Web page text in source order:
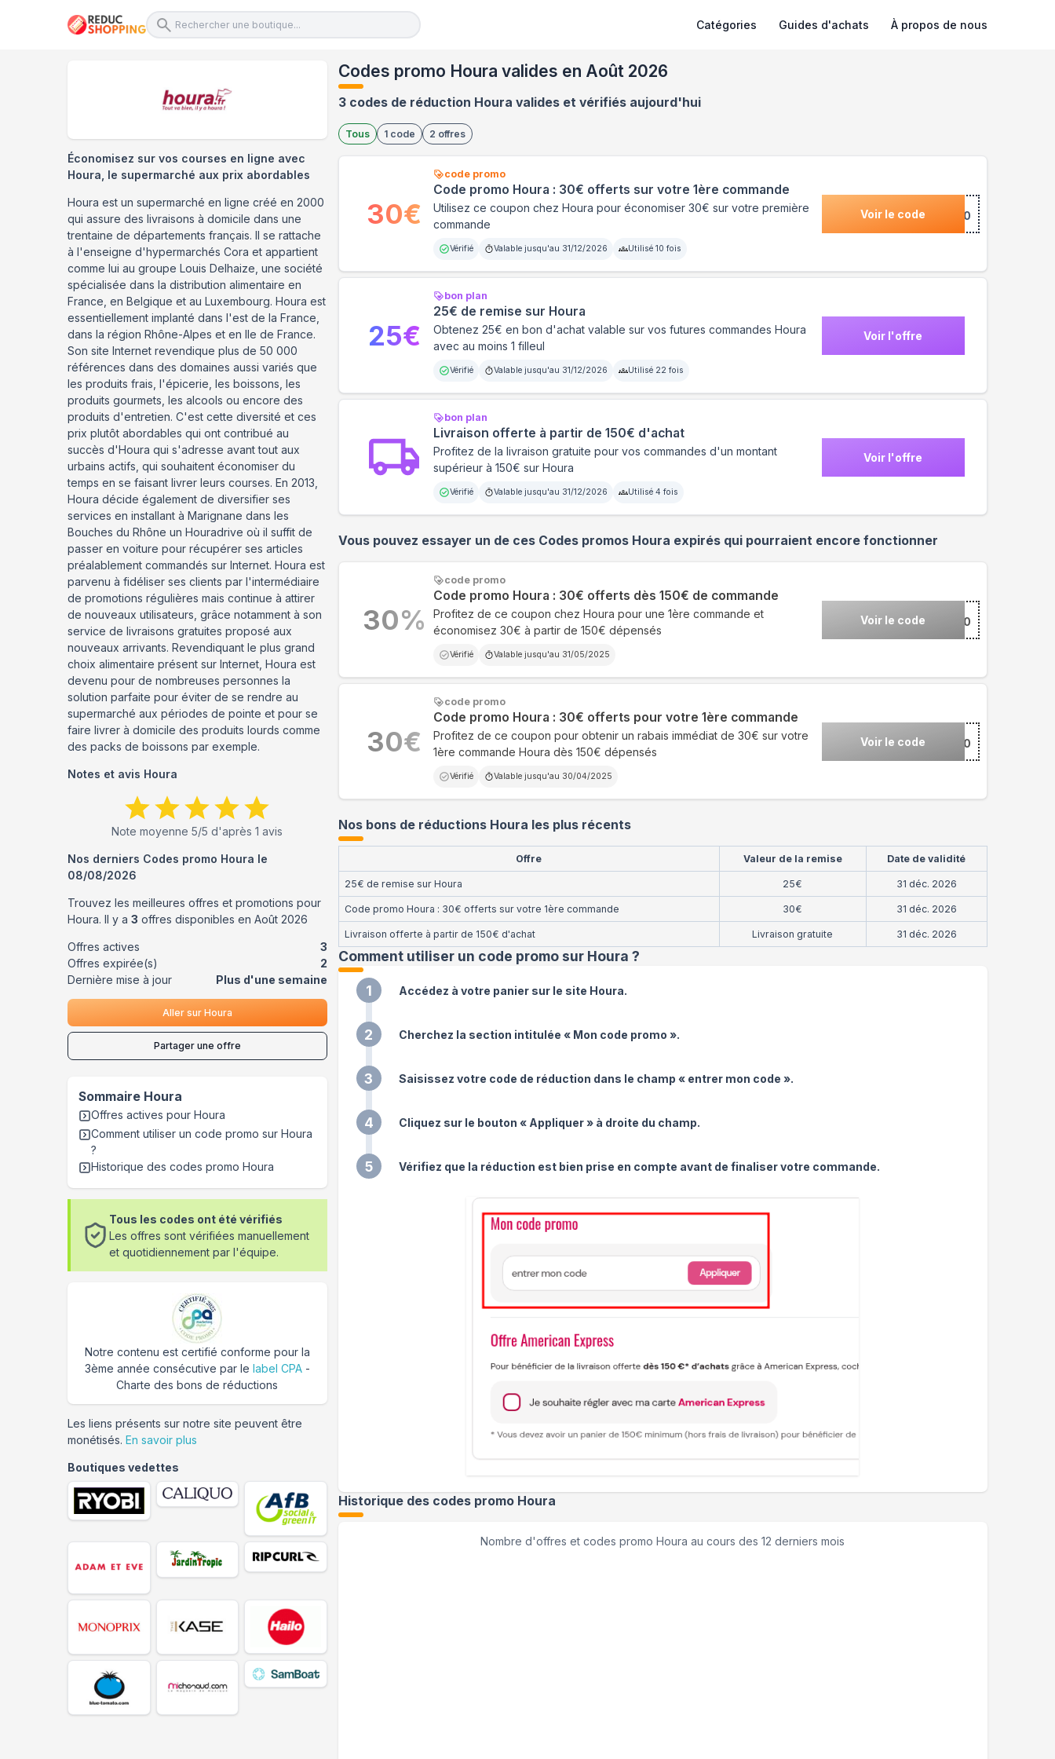
Catégories Guides d'achats À propos de nous
Codes promo Houra valides en Août 2026
3 codes de réduction Houra valides et vérifiés aujourd'hui
Tous 1 code 2 offres
code promo
Code promo Houra : 30€ offerts sur votre 1ère commande
Utilisez ce coupon chez Houra pour économiser 30€ sur votre première
commande
Vérifié Valable jusqu'au 31/12/2026 Utilisé 10 fois
Voir le code ***30
30€
bon plan
25€ de remise sur Houra
Obtenez 25€ en bon d'achat valable sur vos futures commandes Houra
avec au moins 1 filleul
Vérifié Valable jusqu'au 31/12/2026 Utilisé 22 fois
Voir l'offre
25€
bon plan
Livraison offerte à partir de 150€ d'achat
Profitez de la livraison gratuite pour vos commandes d'un montant
supérieur à 150€ sur Houra
Vérifié Valable jusqu'au 31/12/2026 Utilisé 4 fois
Voir l'offre
Vous pouvez essayer un de ces Codes promos Houra expirés qui pourraient encore fonctionner
code promo
Code promo Houra : 30€ offerts dès 150€ de commande
Profitez de ce coupon chez Houra pour une 1ère commande et
économisez 30€ à partir de 150€ dépensés
Vérifié Valable jusqu'au 31/05/2025
Voir le code ***30
30%
code promo
Code promo Houra : 30€ offerts pour votre 1ère commande
Profitez de ce coupon pour obtenir un rabais immédiat de 30€ sur votre
1ère commande Houra dès 150€ dépensés
Vérifié Valable jusqu'au 30/04/2025
Voir le code ***IL30
30€
Nos bons de réductions Houra les plus récents
Offre Valeur de la remise Date de validité
25€ de remise sur Houra 25€ 31 déc. 2026
Code promo Houra : 30€ offerts sur votre 1ère commande 30€ 31 déc. 2026
Livraison offerte à partir de 150€ d'achat Livraison gratuite 31 déc. 2026
Comment utiliser un code promo sur Houra ?
1 Accédez à votre panier sur le site Houra.
2 Cherchez la section intitulée « Mon code promo ».
3 Saisissez votre code de réduction dans le champ « entrer mon code ».
4 Cliquez sur le bouton « Appliquer » à droite du champ.
5 Vérifiez que la réduction est bien prise en compte avant de finaliser votre commande.
Historique des codes promo Houra
Nombre d'offres et codes promoHoura au cours des 12 derniers mois
Économisez sur vos courses en ligne avec
Houra, le supermarché aux prix abordables
Houra est un supermarché en ligne créé en 2000
qui assure des livraisons à domicile dans une
trentaine de départements français. Il se rattache
à l'enseigne d'hypermarchés Cora et appartient
comme lui au groupe Louis Delhaize, une société
spécialisée dans la distribution alimentaire en
France, en Belgique et au Luxembourg. Houra est
essentiellement implanté dans l'est de la France,
dans la région Rhône-Alpes et en Ile de France.
Son site Internet revendique plus de 50 000
références dans des domaines aussi variés que
les produits frais, l'épicerie, les boissons, les
produits gourmets, les alcools ou encore des
produits d'entretien. C'est cette diversité et ces
prix plutôt abordables qui ont contribué au
succès d'Houra qui s'adresse avant tout aux
urbains actifs, qui souhaitent économiser du
temps en se faisant livrer leurs courses. En 2013,
Houra décide également de diversifier ses
services en installant à Marignane dans les
Bouches du Rhône un Houradrive où il suffit de
passer en voiture pour récupérer ses articles
préalablement commandés sur Internet. Houra est
parvenu à fidéliser ses clients par l'intermédiaire
de promotions régulières mais continue à attirer
de nouveaux utilisateurs, grâce notamment à son
service de livraisons gratuites proposé aux
nouveaux arrivants. Revendiquant le plus grand
choix alimentaire présent sur Internet, Houra est
devenu pour de nombreuses personnes la
solution parfaite pour éviter de se rendre au
supermarché aux périodes de pointe et pour se
faire livrer à domicile des produits lourds comme
des packs de boissons par exemple.
Notes et avis Houra
Note moyenne5/5 d'après1 avis
Nos derniers Codes promo Houra le
08/08/2026
Trouvez les meilleures offres et promotions pour
Houra. Il y a 3 offres disponibles en Août 2026
Offres actives
3
Offres expirée(s)
2
Dernière mise à jour
Plus d'une semaine
Aller sur Houra
Partager une offre
Sommaire Houra
Offres actives pour Houra
Comment utiliser un code promo sur Houra
?
Historique des codes promo Houra
Tous les codes ont été vérifiés
Les offres sont vérifiées manuellement
et quotidiennement par l'équipe.
Notre contenu est certifié conforme pour la
3ème année consécutive par le label CPA-
Charte des bons de réductions
Les liens présents sur notre site peuvent être
monétisés. En savoir plus
Boutiques vedettes